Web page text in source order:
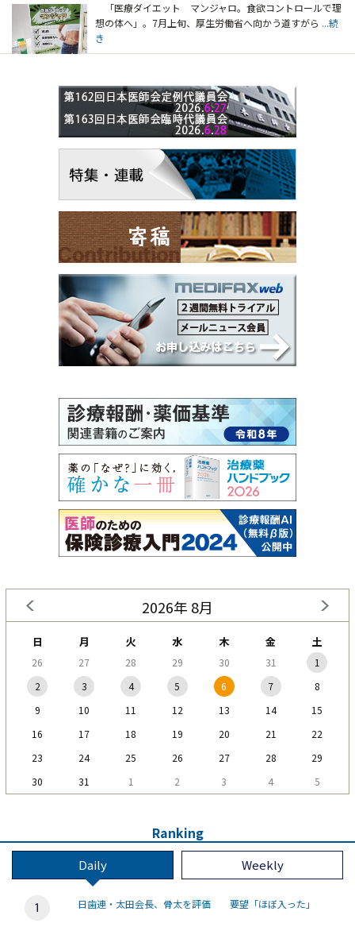
「医療ダイエット マンジャロ。食欲コントロールで理
想の体へ」。7月上旬、厚生労働省へ向かう道すがら ...続
き
2026年 8月
日 月 火 水 木 金 土
26 27 28 29 30 31
1
2
3 4 5 6 7
8
9
10 11 12 13 14
15
16
17 18 19 20 21
22
23
24 25 26 27 28
29
30
31 1 2 3 4 5
Ranking
Daily Weekly
日歯連・太田会長、骨太を評価 要望「ほぼ入った」